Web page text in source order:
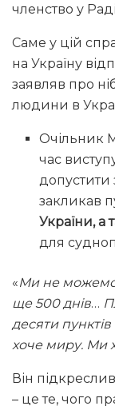
членство у
Саме у цій
на Україну
заявляв про
людини в
Очільник
час
допустити
закликав
України, а
для
«Ми не можемо
ще 500 днів…
десяти
хоче миру. Ми
Він
– це те, чого